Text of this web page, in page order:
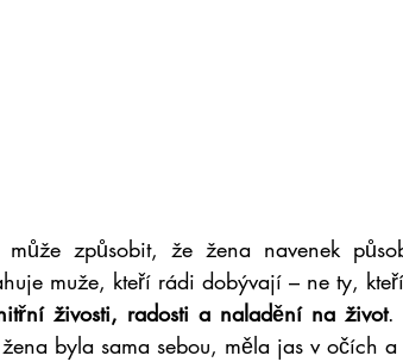
může způsobit, že žena navenek
muže, kteří rádi dobývají – ne ty,
živosti, radosti a naladění na život.
byla sama sebou, měla jas v očích a